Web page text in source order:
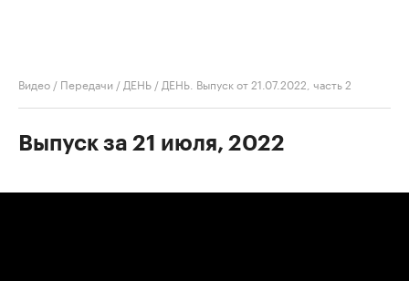
Видео / Передачи / ДЕНЬ / ДЕНЬ. Выпуск от 21.07.2022, часть 2
Выпуск за 21 июля, 2022